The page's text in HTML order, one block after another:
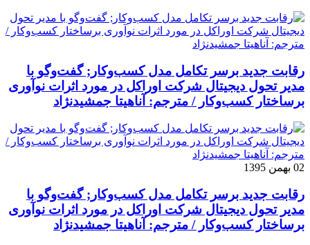
رقابت جدید برسر تکامل مدل کسب‌و‌کار; گفت‌وگو با
مدیر تحول دیجیتال شرکت اوراکل در مورد اثرات نوآوری
برساختار کسب‌وکار / مترجم: آناهیتا جمشیدنژاد
02 بهمن 1395
رقابت جدید برسر تکامل مدل کسب‌و‌کار; گفت‌وگو با
مدیر تحول دیجیتال شرکت اوراکل در مورد اثرات نوآوری
برساختار کسب‌وکار / مترجم: آناهیتا جمشیدنژاد